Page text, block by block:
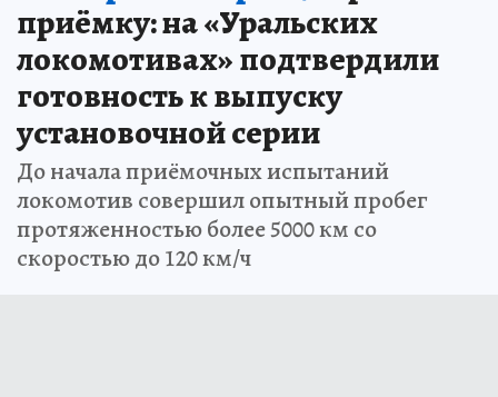
приёмку: на «Уральских
локомотивах» подтвердили
готовность к выпуску
установочной серии
До начала приёмочных испытаний
локомотив совершил опытный пробег
протяженностью более 5000 км со
скоростью до 120 км/ч